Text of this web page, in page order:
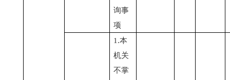
询事
项
1.本
机关
不掌